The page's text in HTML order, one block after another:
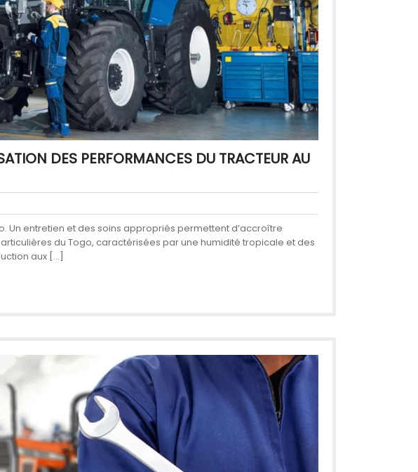
DES PERFORMANCES DU TRACTEUR AU
Un entretien et des soins appropriés permettent d’accroître
du Togo, caractérisées par une humidité tropicale et des
aux […]